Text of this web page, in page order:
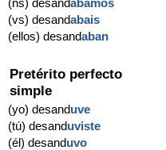
(ns) desandábamos
(vs) desandabais
(ellos) desandaban
Pretérito perfecto
simple
(yo) desanduve
(tú) desanduviste
(él) desanduvo